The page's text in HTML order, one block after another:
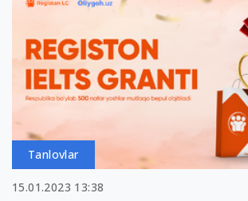
Tanlovlar
15.01.2023 13:38